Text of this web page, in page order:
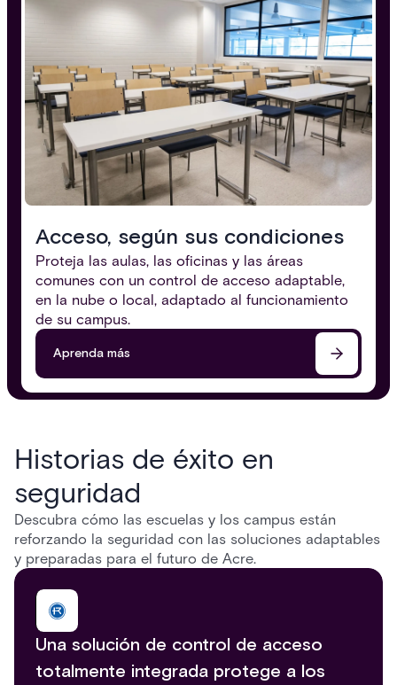
Acceso, según sus condiciones
Proteja las aulas, las oficinas y las áreas
comunes con un control de acceso adaptable,
en la nube o local, adaptado al funcionamiento
de su campus.
Aprenda más
Historias de éxito en
seguridad
Descubra cómo las escuelas y los campus están
reforzando la seguridad con las soluciones adaptables
y preparadas para el futuro de Acre.
Una solución de control de acceso
totalmente integrada protege a los
La Universidad de Florida Central
construye un entorno de campus más